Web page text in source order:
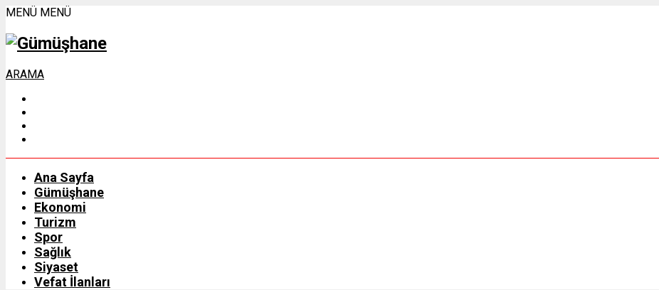
MENÜ MENÜ
ARAMA
Ana Sayfa
Gümüşhane
Ekonomi
Turizm
Spor
Sağlık
Siyaset
Vefat İlanları